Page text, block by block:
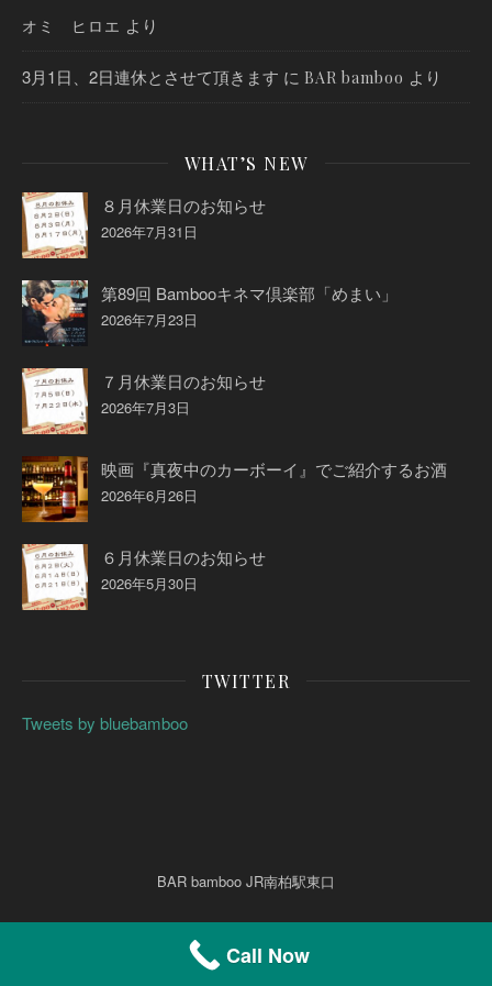
オミ ヒロエ より
3月1日、2日連休とさせて頂きます に BAR bamboo より
WHAT’S NEW
８月休業日のお知らせ
2026年7月31日
第89回 Bambooキネマ倶楽部「めまい」
2026年7月23日
７月休業日のお知らせ
2026年7月3日
映画『真夜中のカーボーイ』でご紹介するお酒
2026年6月26日
６月休業日のお知らせ
2026年5月30日
TWITTER
Tweets by bluebamboo
BAR bamboo JR南柏駅東口
Call Now